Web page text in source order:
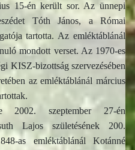
15-én került sor. Az ünnepi
Tóth János, a Római
tartotta. Az emléktáblánál
mondott verset. Az 1970-es
KISZ-bizottság szervezésében
az emléktáblánál március
2002. szeptember 27-én
Lajos születésének 200.
as emléktáblánál Kotánné